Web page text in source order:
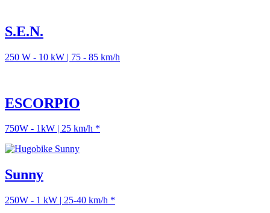
S.E.N.
250 W - 10 kW | 75 - 85 km/h
ESCORPIO
750W - 1kW | 25 km/h *
Sunny
250W - 1 kW | 25-40 km/h *